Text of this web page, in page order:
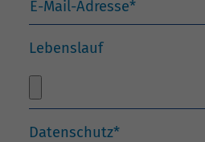
E-Mail-Adresse*
Lebenslauf
Datenschutz*